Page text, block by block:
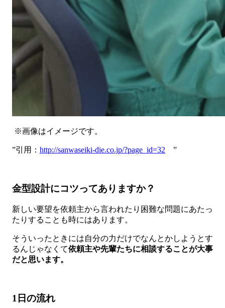
※画像はイメージです。
”引用： http://sanwaseiki-die.co.jp/?page_id=32 ”
金型設計にコツってありますか？
新しい要望を依頼主から言われたり困難な問題にあたっ
たりすることも時にはあります。
そういったときには自分の力だけでなんとかしようとす
るんじゃなくて依頼主や先輩たちに相談することが大事
だと思います。
1日の流れ